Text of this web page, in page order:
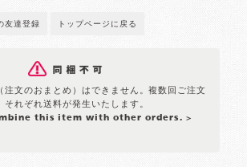
友達登録 トップページに戻る
注文のおまとめ）はできません。複数回ご注文
それぞれ送料が発生いたします。
this item with other orders. >